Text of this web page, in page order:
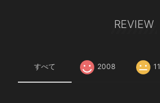
REVIEW
すべて 2008